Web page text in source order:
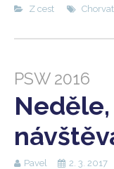
Z cest
PSW 2016
Pavel 2. 3. 2017